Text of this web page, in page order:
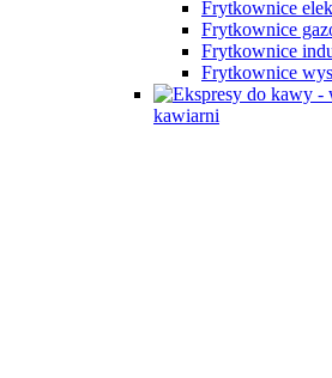
Frytkownice
Frytkownice
Frytkownice
Frytkownice